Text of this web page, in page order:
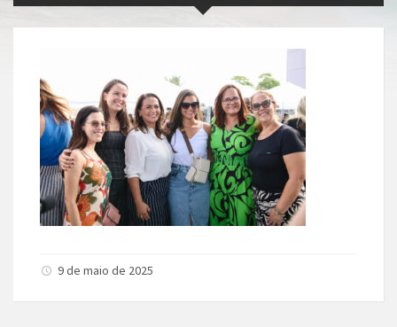
9 de maio de 2025